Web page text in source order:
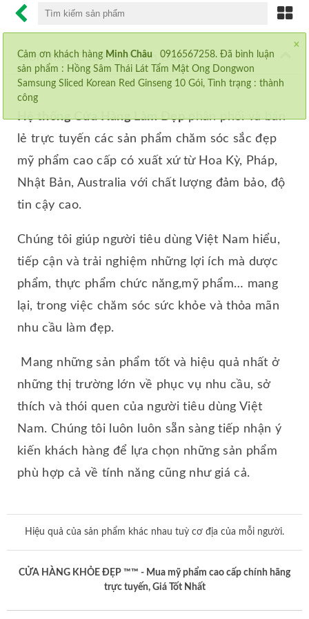
Giới Thiệu Cửa Hàng Làm Đẹp
Hệ thống Cửa Hàng LàmĐẹpphân phối và bán
lẻ trực tuyến các sản phẩm chăm sóc sắc đẹp
mỹ phẩm cao cấp có xuất xứ từ Hoa Kỳ, Pháp,
Nhật Bản, Australia với chất lượng đảm bảo, độ
tin cậy cao.
Chúng tôi giúp người tiêu dùng Việt Nam hiểu,
tiếp cận và trải nghiệm những lợi ích mà dược
phẩm, thực phẩm chức năng,mỹ phẩm… mang
lại, trong việc chăm sóc sức khỏe và thỏa mãn
nhu cầu làm đẹp.
Mang những sản phẩm tốt và hiệu quả nhất ở
những thị trường lớn về phục vụ nhu cầu, sở
thích và thói quen của người tiêu dùng Việt
Nam. Chúng tôi luôn luôn sẵn sàng tiếp nhận ý
kiến khách hàng để lựa chọn những sản phẩm
phù hợp cả về tính năng cũng như giá cả.
CHỐNG NẮNG
NƯỚC UỐNG COLLAGEN
VIÊN UỐNG GIẢM CÂN
MỌC MI
AN CUNG NGƯU HOÀNG
MỌC MÀY
MỌC TÓC
MỸ PHẨM LAMER
MỸ PHẨM LANCI HÀN QUỐC
MỸ PHẨM LAVISH HÀN QUỐC
MỸ PHẨM OBAGI
MỸ PHẨM KYUNG LAB
MỸ PHẨM SAKURA
MỸ PHẨM TRANSINO
Hiệu quả của sản phẩm khác nhau tuỳ cơ địa của mỗi người.
CỬA HÀNG KHỎE ĐẸP ™™ - Mua mỹ phẩm cao cấp chính hãng
trực tuyến, Giá Tốt Nhất
×
Cảm ơn khách hàng Minh Châu
0916567258. Đã bình luận
sản phẩm : Hồng Sâm Thái Lát Tẩm Mật Ong Dongwon
Samsung Sliced Korean Red Ginseng 10 Gói, Tình trạng : thành
công